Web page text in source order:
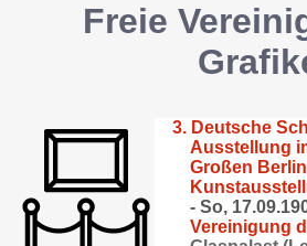
Freie
3. Deutsche
Ausstellung
Großen
- So,
Vereinigung